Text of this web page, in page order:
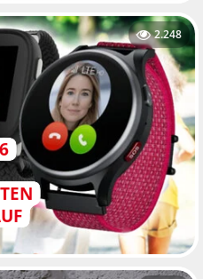
2.248